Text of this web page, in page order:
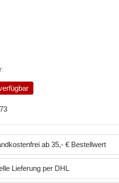
ab 35,- € Bestellwert
Lieferung per DHL